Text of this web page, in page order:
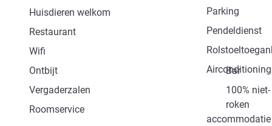
Parking
Huisdieren welkom
Pendeldienst
Restaurant
Wifi
Airconditioning
Ontbijt
Bar
Vergaderzalen
100% niet-
roken
accommodatie
Roomservice